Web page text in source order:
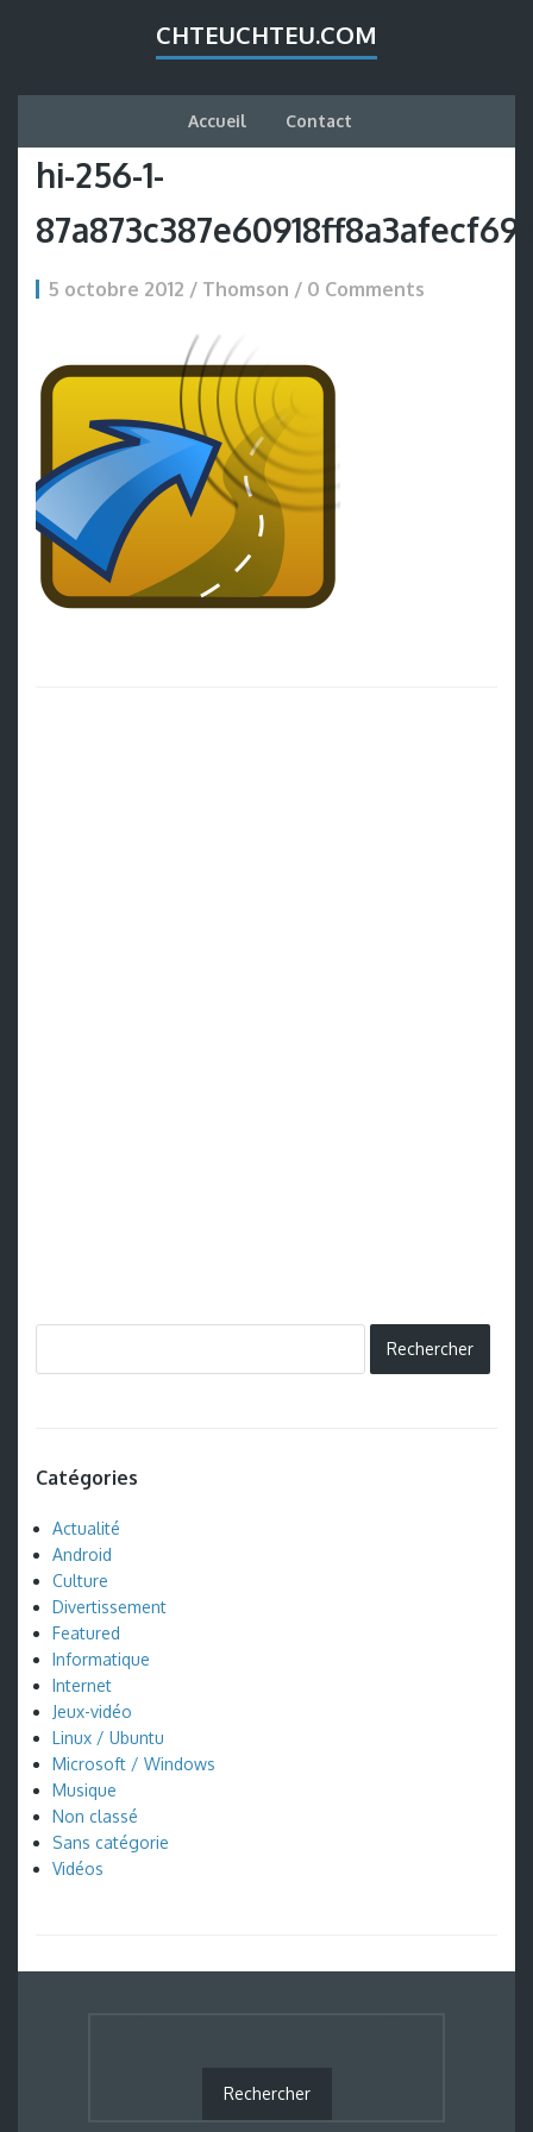
CHTEUCHTEU.COM
Accueil Contact
hi-256-1-
5 octobre 2012 / Thomson / 0 Comments
Catégories
Actualité
Android
Culture
Divertissement
Featured
Informatique
Internet
Jeux-vidéo
Linux / Ubuntu
Microsoft / Windows
Musique
Non classé
Sans catégorie
Vidéos